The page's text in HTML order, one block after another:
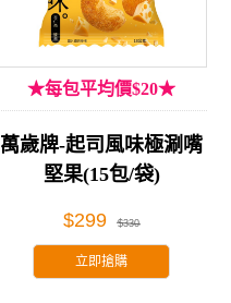
★每包平均價$20★
萬歲牌-起司風味極涮嘴
堅果(15包/袋)
$299 $330
立即搶購